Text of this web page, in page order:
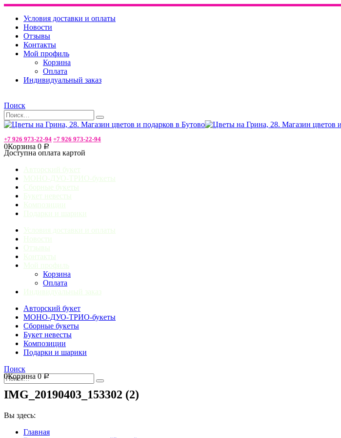
Условия доставки и оплаты
Новости
Отзывы
Контакты
Мой профиль
Корзина
Оплата
Индивидуальный заказ
Поиск
+7 926 973-22-94 +7 926 973-22-94
0Корзина 0 Р
Доступна оплата картой
Авторский букет
МОНО-ДУО-ТРИО-букеты
Сборные букеты
Букет невесты
Композиции
Подарки и шарики
Условия доставки и оплаты
Новости
Отзывы
Контакты
Мой профиль
Корзина
Оплата
Индивидуальный заказ
Авторский букет
МОНО-ДУО-ТРИО-букеты
Сборные букеты
Букет невесты
Композиции
Подарки и шарики
Поиск
0Корзина0Р
IMG_20190403_153302 (2)
Вы здесь:
Главная